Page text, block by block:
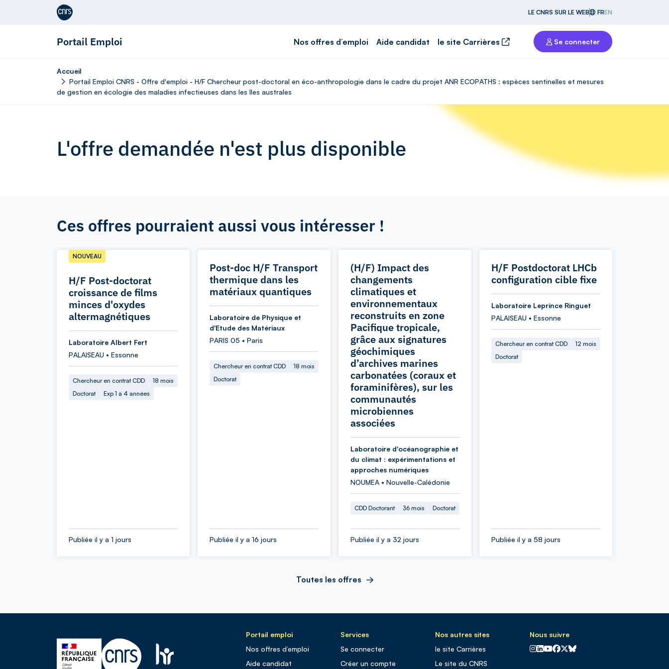
Aller au contenu
LE CNRS SUR LE WEB FREN
Portail Emploi Nos offres d’emploi Aide candidat le site Carrières Se connecter
Accueil
Portail Emploi CNRS - Offre d'emploi - H/F Chercheur post-doctoral en éco-anthropologie dans le cadre du projet ANR ECOPATHS : espèces sentinelles et mesures
de gestion en écologie des maladies infectieuses dans les îles australes
L'offre demandée n'est plus disponible
Ces offres pourraient aussi vous intéresser !
H/F Post-doctorat
croissance de films
minces d'oxydes
altermagnétiques
NOUVEAU
Laboratoire Albert Fert
PALAISEAU • Essonne
Chercheur en contrat CDD
18 mois
Doctorat
Exp 1 à 4 années
Publiée il y a 1 jours
Post-doc H/F Transport
thermique dans les
matériaux quantiques
Laboratoire de Physique et
d'Etude des Matériaux
PARIS 05 • Paris
Chercheur en contrat CDD
18 mois
Doctorat
Publiée il y a 16 jours
(H/F) Impact des
changements
climatiques et
environnementaux
reconstruits en zone
Pacifique tropicale,
grâce aux signatures
géochimiques
d’archives marines
carbonatées (coraux et
foraminifères), sur les
communautés
microbiennes
associées
Laboratoire d'océanographie et
du climat : expérimentations et
approches numériques
NOUMEA • Nouvelle-Calédonie
CDD Doctorant 36 mois Doctorat
Publiée il y a 32 jours
H/F Postdoctorat LHCb
configuration cible fixe
Laboratoire Leprince Ringuet
PALAISEAU • Essonne
Chercheur en contrat CDD
12 mois
Doctorat
Publiée il y a 58 jours
Toutes les offres
Portail emploi
Nos offres d’emploi
Aide candidat
Services
Se connecter
Créer un compte
Nos autres sites
le site Carrières
Le site du CNRS
Nous suivre
CNRS sur Instagram
CNRS sur Linkedin
CNRS sur Youtube
CNRS sur Facebook
CNRS sur X
CNRS sur Blus sky